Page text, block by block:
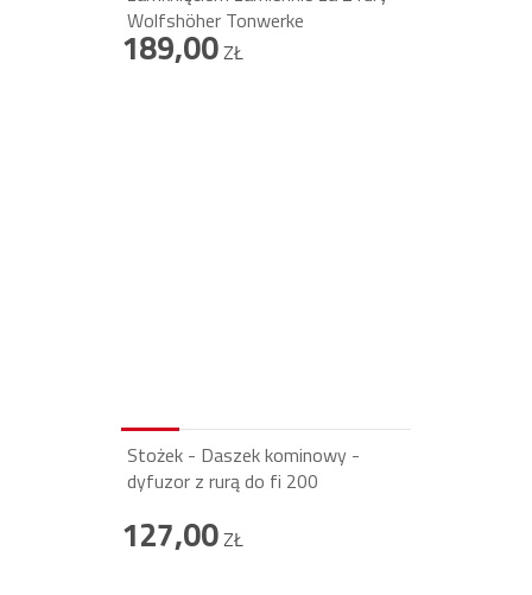
Wolfshöher Tonwerke
189,00ZŁ
Stożek - Daszek kominowy -
dyfuzor z rurą do fi 200
127,00ZŁ